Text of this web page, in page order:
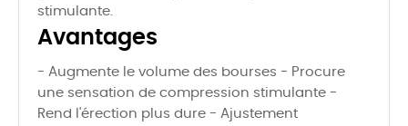
stimulante.
Avantages
- Augmente le volume des bourses - Procure
une sensation de compression stimulante -
Rend l'érection plus dure - Ajustement